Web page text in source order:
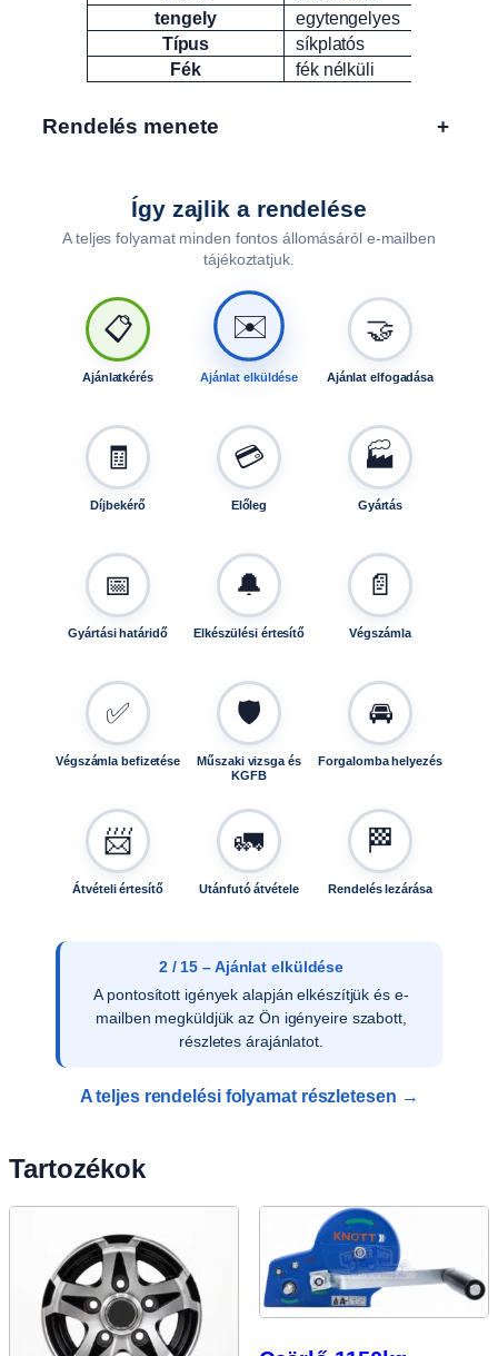
tengely
egytengelyes
Típus
síkplatós
Fék
fék nélküli
Rendelés menete +
Így zajlik a rendelése
A teljes folyamat minden fontos állomásáról e-mailben
tájékoztatjuk.
📋
Ajánlatkérés
✉️
Ajánlat elküldése
🤝
Ajánlat elfogadása
🧾
Díjbekérő
💳
Előleg
🏭
Gyártás
📅
Gyártási határidő
🔔
Elkészülési értesítő
📄
Végszámla
✅
Végszámla befizetése
🛡️
Műszaki vizsga és
KGFB
🚘
Forgalomba helyezés
📨
Átvételi értesítő
🚛
Utánfutó átvétele
🏁
Rendelés lezárása
3 / 15 – Ajánlat elfogadása
Az ajánlat írásos elfogadását követően
ellenőrizzük a vevői adatokat, és rendelését
rögzítjük rendszerünkben.
A teljes rendelési folyamat részletesen →
Tartozékok